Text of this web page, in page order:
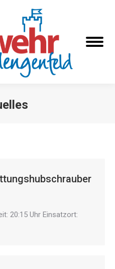
20:15 Uhr Einsatzort: